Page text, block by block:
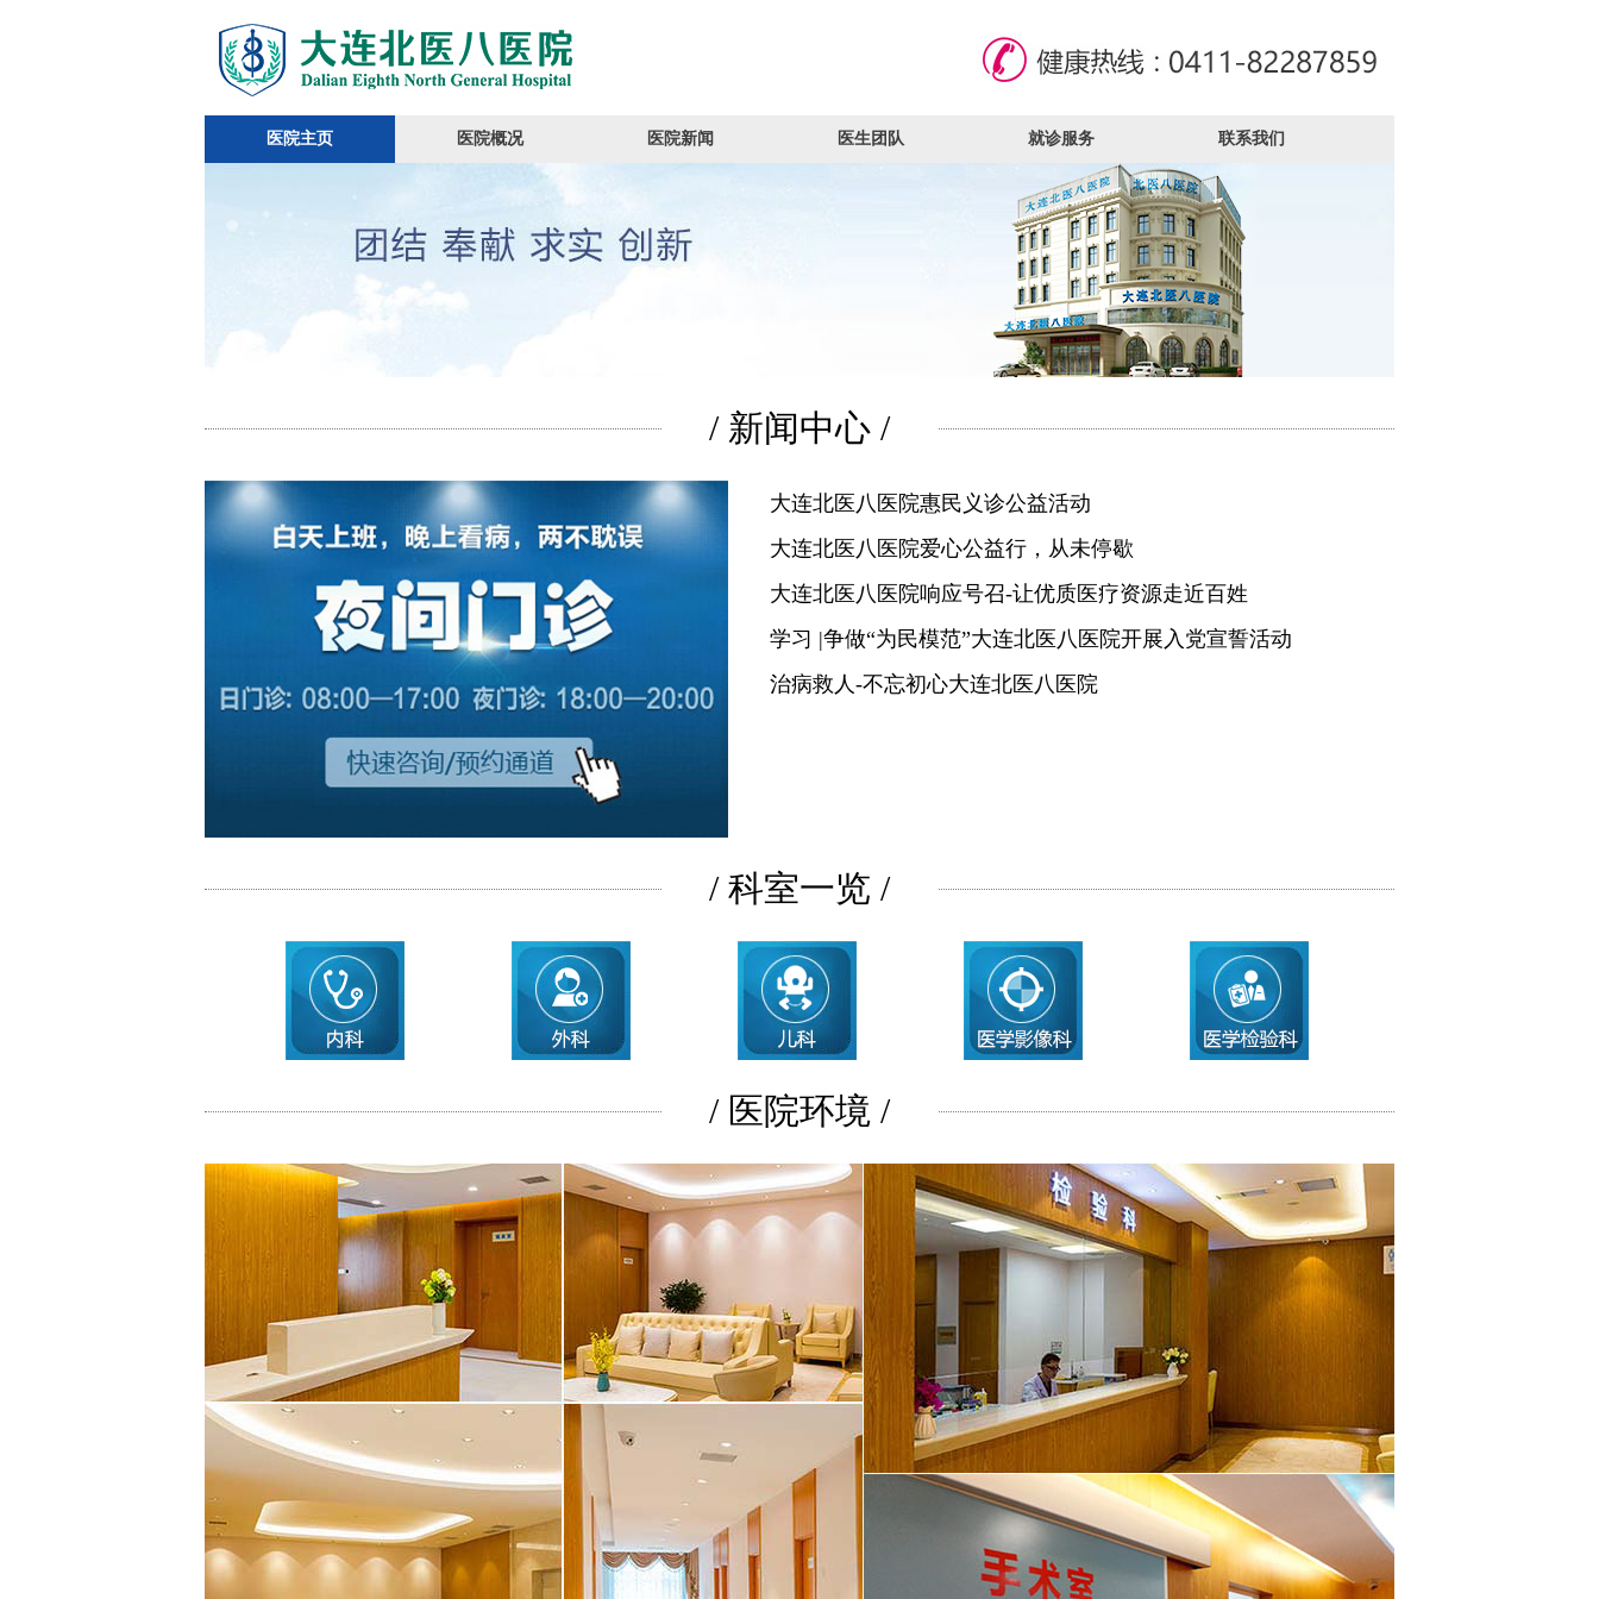
医院主页 医院概况 医院新闻 医生团队 就诊服务 联系我们
/ 新闻中心 /
大连北医八医院惠民义诊公益活动
大连北医八医院爱心公益行，从未停歇
大连北医八医院响应号召-让优质医疗资源走近百姓
学习 |争做“为民模范”大连北医八医院开展入党宣誓活动
治病救人-不忘初心大连北医八医院
/ 科室一览 /
/ 医院环境 /